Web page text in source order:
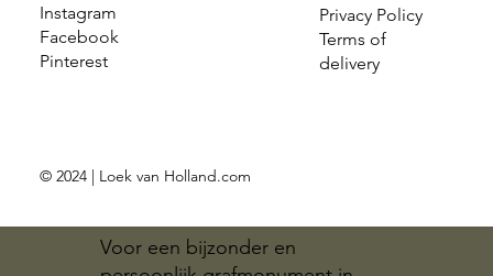
Voor een bijzonder en
Instagram
Facebook
Pinterest
Privacy Policy
Terms of
delivery
© 2024 | Loek van Holland.com